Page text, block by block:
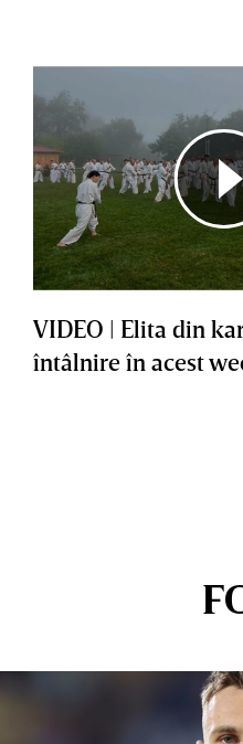
VIDEO | Elita din
întâlnire în acest